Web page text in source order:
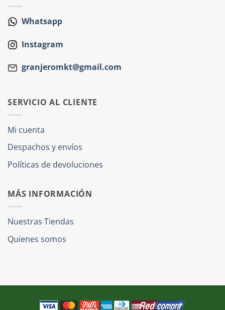
Whatsapp
Instagram
granjeromkt@gmail.com
SERVICIO AL CLIENTE
Mi cuenta
Despachos y envíos
Políticas de devoluciones
MÁS INFORMACIÓN
Nuestras Tiendas
Quienes somos